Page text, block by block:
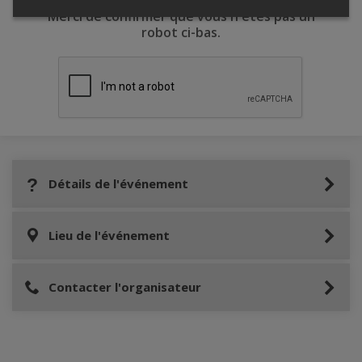
Merci de confirmer que vous n'êtes pas un
robot ci-bas.
Détails de l'événement
Lieu de l'événement
Contacter l'organisateur